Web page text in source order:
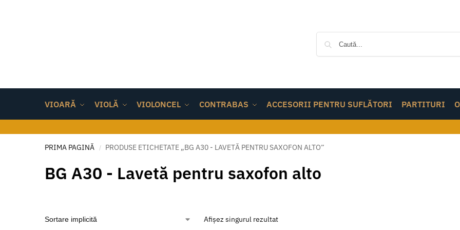
VIOARĂ VIOLĂ VIOLONCEL CONTRABAS ACCESORII PENTRU SUFLĂTORI PARTITURI
PRIMA PAGINĂ / PRODUSE ETICHETATE „BG A30 - LAVETĂ PENTRU SAXOFON ALTO”
BG A30 - Lavetă pentru saxofon alto
Afișez singurul rezultat